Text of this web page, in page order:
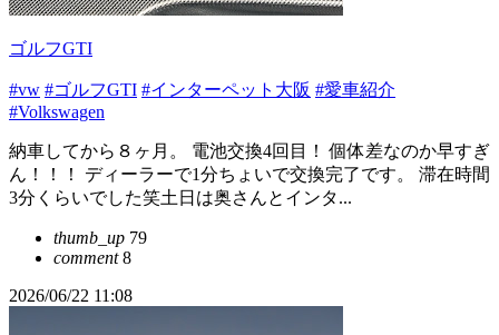
ゴルフGTI
#vw #ゴルフGTI #インターペット大阪 #愛車紹介
#Volkswagen
納車してから８ヶ月。 電池交換4回目！ 個体差なのか早すぎ
ん！！！ ディーラーで1分ちょいで交換完了です。 滞在時間
3分くらいでした笑土日は奥さんとインタ...
thumb_up 79
comment8
2026/06/22 11:08